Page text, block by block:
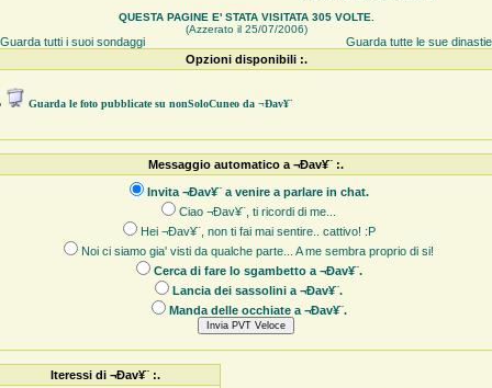
QUESTA PAGINE E' STATA VISITATA 305 VOLTE.
(Azzerato il 25/07/2006)
tutti i suoi sondaggi
Guarda tutte le sue
Opzioni disponibili :.
Guarda le foto pubblicate su nonSoloCuneo da ¬Ðav¥¨
Messaggio automatico a ¬Ðav¥¨ :.
Invita ¬Ðav¥¨ a venire a parlare in chat.
Ciao ¬Ðav¥¨, ti ricordi di me...
Hei ¬Ðav¥¨, non ti fai mai sentire.. cattivo! :P
Noi ci siamo gia' visti da qualche parte... A me sembra proprio di si!
Cerca di fare lo sgambetto a ¬Ðav¥¨.
Lancia dei sassolini a ¬Ðav¥¨.
Manda delle occhiate a ¬Ðav¥¨.
Iteressi di ¬Ðav¥¨ :.